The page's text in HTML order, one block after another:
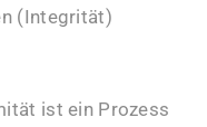
(Integrität)
ist ein Prozess